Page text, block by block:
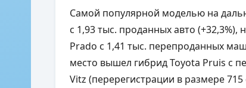
Самой популярной моделью на
с 1,93 тыс. проданных авто (+32,3%),
Prado с 1,41 тыс. перепроданных
место вышел гибрид Toyota Pruis с
Vitz (перерегистрации в размере